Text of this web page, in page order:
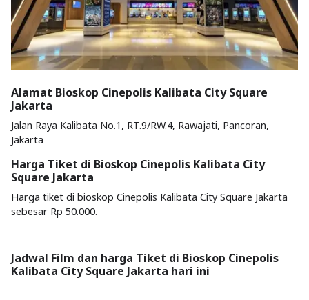
Alamat Bioskop Cinepolis Kalibata City Square
Jakarta
Jalan Raya Kalibata No.1, RT.9/RW.4, Rawajati, Pancoran,
Jakarta
Harga Tiket di Bioskop Cinepolis Kalibata City
Square Jakarta
Harga tiket di bioskop Cinepolis Kalibata City Square Jakarta
sebesar Rp 50.000.
Jadwal Film dan harga Tiket di Bioskop Cinepolis
Kalibata City Square Jakarta hari ini